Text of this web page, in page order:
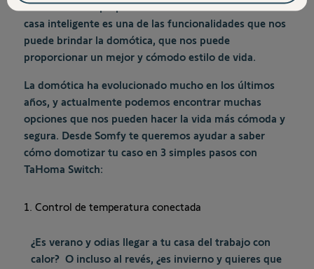
calefacción o ir preparando el café. Sin duda tener una
casa inteligente es una de las funcionalidades que nos
puede brindar la domótica, que nos puede
proporcionar un mejor y cómodo estilo de vida.
La domótica ha evolucionado mucho en los últimos
años, y actualmente podemos encontrar muchas
opciones que nos pueden hacer la vida más cómoda y
segura. Desde Somfy te queremos ayudar a saber
cómo domotizar tu caso en 3 simples pasos con
TaHoma Switch:
1. Control de temperatura conectada
¿Es verano y odias llegar a tu casa del trabajo con
calor? O incluso al revés, ¿es invierno y quieres que